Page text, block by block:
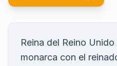
Reina del Reino
monarca con el